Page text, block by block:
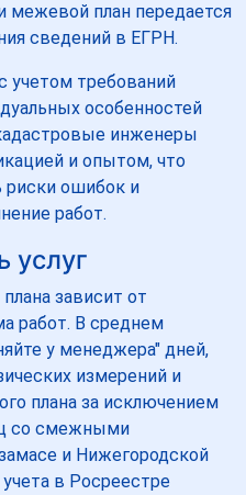
межевой план передается
сведений в ЕГРН.
учетом требований
особенностей
инженеры
и опытом, что
риски ошибок и
работ.
услуг
зависит от
работ. В среднем
у менеджера" дней,
измерений и
плана за исключением
со смежными
и Нижегородской
в Росреестре